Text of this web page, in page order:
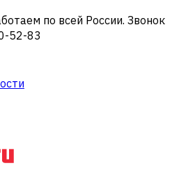
по всей России. Звонок
52-83